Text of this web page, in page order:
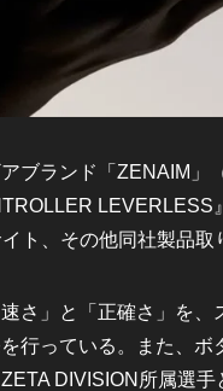
ブランド「ZENAIM」
ト、その他同社製品取
さ」と「正確さ」を、
行っている。また、
DIVISION所属選